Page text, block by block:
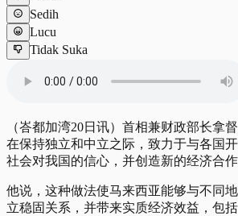
Sedih
Lucu
Tidak Suka
（峇都加湾20日讯）首相兼财政部长拿
在保持独立和中立之际，致力于与各国
社会对我国的信心，并创造新的经济合作
他说，这种做法使马来西亚能够与不同
立稳固关系，并带来实质经济效益，包